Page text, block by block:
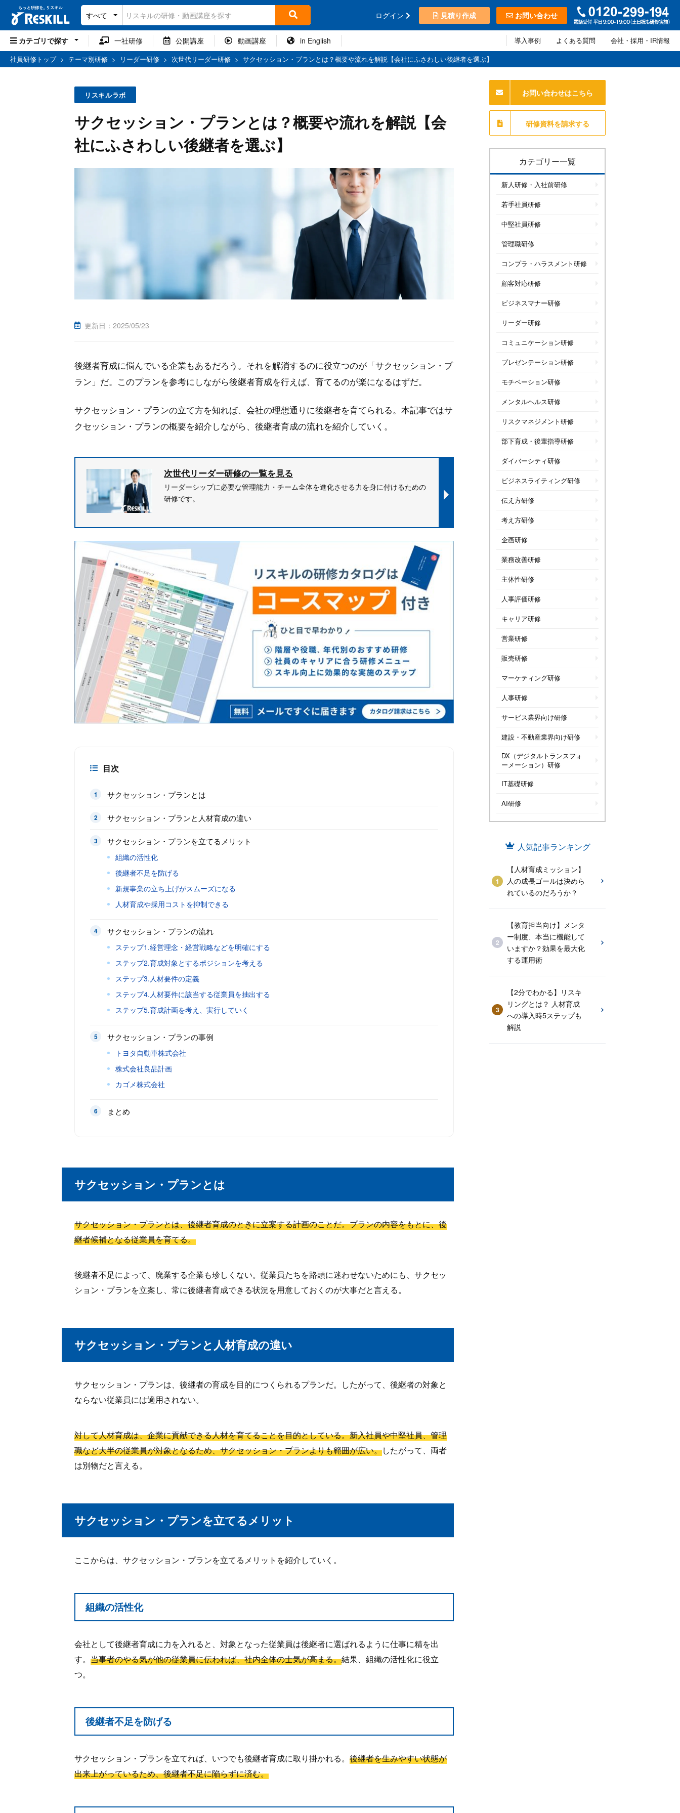
すべて ログイン 見積り作成 お問い合わせ
カテゴリで探す 一社研修 公開講座 動画講座 in English 導入事例 よくある質問
会社・採用・IR情報
社員研修トップ> テーマ別研修 > リーダー研修 > 次世代リーダー研修 > サクセッション・プランとは？概要や流れを解説【会社にふさわしい後継者を選ぶ】
リスキルラボ
サクセッション・プランとは？概要や流れを解説【会
社にふさわしい後継者を選ぶ】
更新日： 2025/05/23
後継者育成に悩んでいる企業もあるだろう。それを解消するのに役立つのが「サクセッション・プ
ラン」だ。このプランを参考にしながら後継者育成を行えば、育てるのが楽になるはずだ。
サクセッション・プランの立て方を知れば、会社の理想通りに後継者を育てられる。本記事ではサ
クセッション・プランの概要を紹介しながら、後継者育成の流れを紹介していく。
次世代リーダー研修の一覧を見る
リーダーシップに必要な管理能力・チーム全体を進化させる力を身に付けるための
研修です。
目次
サクセッション・プランとは
サクセッション・プランと人材育成の違い
サクセッション・プランを立てるメリット
組織の活性化
後継者不足を防げる
新規事業の立ち上げがスムーズになる
人材育成や採用コストを抑制できる
サクセッション・プランの流れ
ステップ1.経営理念・経営戦略などを明確にする
ステップ2.育成対象とするポジションを考える
ステップ3.人材要件の定義
ステップ4.人材要件に該当する従業員を抽出する
ステップ5.育成計画を考え、実行していく
サクセッション・プランの事例
トヨタ自動車株式会社
株式会社良品計画
カゴメ株式会社
まとめ
サクセッション・プランとは
サクセッション・プランとは、後継者育成のときに立案する計画のことだ。プランの内容をもとに、後
継者候補となる従業員を育てる。
後継者不足によって、廃業する企業も珍しくない。従業員たちを路頭に迷わせないためにも、サクセッ
ション・プランを立案し、常に後継者育成できる状況を用意しておくのが大事だと言える。
サクセッション・プランと人材育成の違い
サクセッション・プランは、後継者の育成を目的につくられるプランだ。したがって、後継者の対象と
ならない従業員には適用されない。
対して人材育成は、企業に貢献できる人材を育てることを目的としている。新入社員や中堅社員、管理
職など大半の従業員が対象となるため、サクセッション・プランよりも範囲が広い。したがって、両者
は別物だと言える。
サクセッション・プランを立てるメリット
ここからは、サクセッション・プランを立てるメリットを紹介していく。
組織の活性化
会社として後継者育成に力を入れると、対象となった従業員は後継者に選ばれるように仕事に精を出
す。 当事者のやる気が他の従業員に伝われば、社内全体の士気が高まる。結果、組織の活性化に役立
つ。
後継者不足を防げる
サクセッション・プランを立てれば、いつでも後継者育成に取り掛かれる。 後継者を生みやすい状態が
出来上がっているため、後継者不足に陥らずに済む。
お問い合わせはこちら
研修資料を請求する
カテゴリー一覧
新人研修・入社前研修
若手社員研修
中堅社員研修
管理職研修
コンプラ・ハラスメント研修
顧客対応研修
ビジネスマナー研修
リーダー研修
コミュニケーション研修
プレゼンテーション研修
モチベーション研修
メンタルヘルス研修
リスクマネジメント研修
部下育成・後輩指導研修
ダイバーシティ研修
ビジネスライティング研修
伝え方研修
考え方研修
企画研修
業務改善研修
主体性研修
人事評価研修
キャリア研修
営業研修
販売研修
マーケティング研修
人事研修
サービス業界向け研修
建設・不動産業界向け研修
DX（デジタルトランスフォ
ーメーション）研修
IT基礎研修
AI研修
人気記事ランキング
【人材育成ミッション】
人の成長ゴールは決めら
れているのだろうか？
【教育担当向け】メンタ
ー制度、本当に機能して
いますか？効果を最大化
する運用術
【2分でわかる】リスキ
リングとは？ 人材育成
への導入時5ステップも
解説